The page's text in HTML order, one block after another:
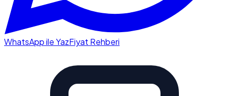
WhatsApp ile YazFiyat Rehberi